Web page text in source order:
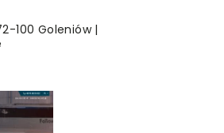
100 Goleniów |